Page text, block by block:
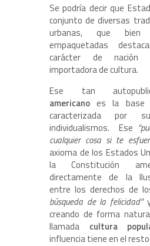
Se podría decir que
conjunto de diversas
urbanas, que bien
empaquetadas
carácter de nación
importadora de cultura.
Ese tan
americano es la base
caracterizada por
individualismos. Ese
cualquier cosa si te
axioma de los Estados
la Constitución
directamente de la
entre los derechos de
búsqueda de la felicidad”
creando de forma
llamada cultura
influencia tiene en el